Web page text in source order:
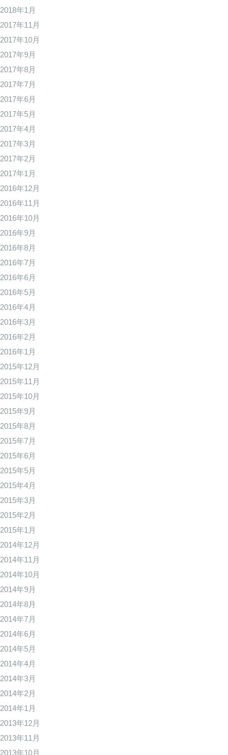
2018年1月
2017年11月
2017年10月
2017年9月
2017年8月
2017年7月
2017年6月
2017年5月
2017年4月
2017年3月
2017年2月
2017年1月
2016年12月
2016年11月
2016年10月
2016年9月
2016年8月
2016年7月
2016年6月
2016年5月
2016年4月
2016年3月
2016年2月
2016年1月
2015年12月
2015年11月
2015年10月
2015年9月
2015年8月
2015年7月
2015年6月
2015年5月
2015年4月
2015年3月
2015年2月
2015年1月
2014年12月
2014年11月
2014年10月
2014年9月
2014年8月
2014年7月
2014年6月
2014年5月
2014年4月
2014年3月
2014年2月
2014年1月
2013年12月
2013年11月
2013年10月